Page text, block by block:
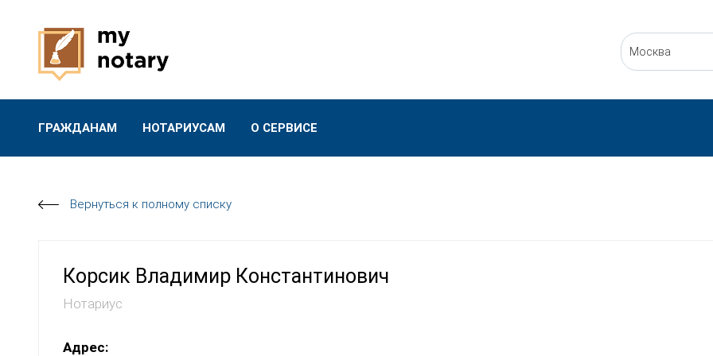
Москва
ГРАЖДАНАМ НОТАРИУСАМ О СЕРВИСЕ
Вернуться к полному списку
Корсик Владимир Константинович
Нотариус
Адрес: